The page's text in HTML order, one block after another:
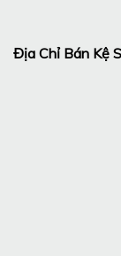
Địa Chỉ Bán Kệ